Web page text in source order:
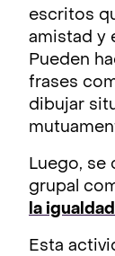
escritos
amistad y
Pueden
frases
dibujar
Luego, se
grupal
la
Esta